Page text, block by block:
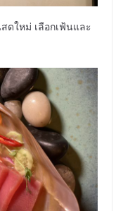
ดใหม่ เลือกเฟ้นและ